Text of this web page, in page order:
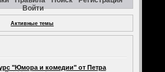
Войти
Активные темы
"Юмора и комедии" от Петра